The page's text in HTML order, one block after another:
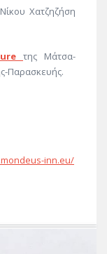
Χατζηζήση
της Μάτσα-
Παρασκευής.
inn.eu/